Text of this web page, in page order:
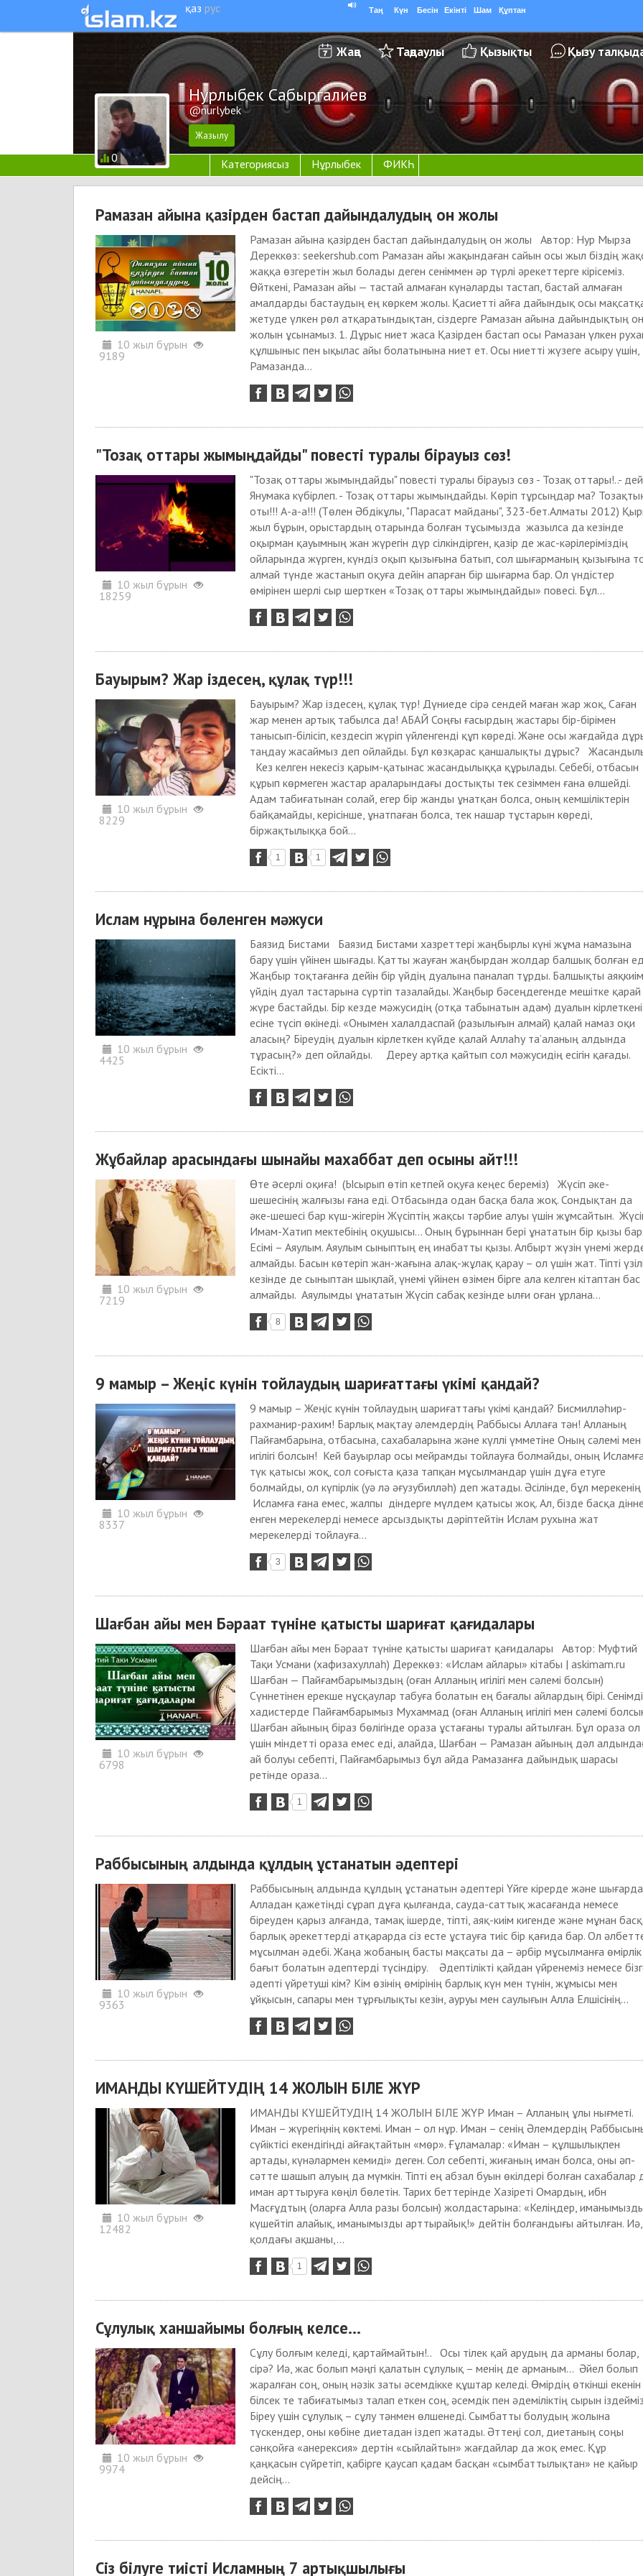
қаз рус Таң Күн Бесін Екінті Шам Құптан
Жаңа Таңдаулы Қызықты Қызу
0
Нурлыбек Сабыргалиев
@nurlybek
Категориясыз Нұрлыбек ФИКҺ
Рамазан айына қазірден бастап дайындалудың он жолы
10 жыл бұрын
9189
Рамазан айына қазірден бастап дайындалудың он жолы Автор: Нур Мырза
Дереккөз: seekershub.com Рамазан айы жақындаған сайын осы жыл біздің
жаққа өзгеретін жыл болады деген сеніммен әр түрлі әрекеттерге кірісеміз.
Өйткені, Рамазан айы — тастай алмаған күнәларды тастап, бастай алмаған
амалдарды бастаудың ең көркем жолы. Қасиетті айға дайындық осы
жетуде үлкен рөл атқаратындықтан, сіздерге Рамазан айына дайындықтың
жолын ұсынамыз. 1. Дұрыс ниет жаса Қазірден бастап осы Рамазан үлкен
құлшыныс пен ықылас айы болатынына ниет ет. Осы ниетті жүзеге асыру үшін,
Рамазанда...
"Тозақ оттары жымыңдайды" повесті туралы бірауыз сөз!
10 жыл бұрын
18259
"Тозақ оттары жымыңдайды" повесті туралы бірауыз сөз - Тозақ оттары!..-
Янумака күбірлеп. - Тозақ оттары жымыңдайды. Көріп тұрсыңдар ма?
оты!!! А-а-а!!! (Төлен Әбдікұлы, "Парасат майданы", 323-бет.Алматы 2012)
жыл бұрын, орыстардың отарында болған тұсымызда жазылса да кезінде
оқырман қауымның жан жүрегін дүр сілкіндірген, қазір де жас-кәрілеріміздің
ойларында жүрген, күндіз оқып қызығына батып, сол шығарманың қызығына
алмай түнде жастанып оқуға дейін апарған бір шығарма бар. Ол үндістер
өмірінен шерлі сыр шерткен «Тозақ оттары жымың­дайды» повесі. Бұл...
Бауырым? Жар іздесең, құлақ түр!!!
10 жыл бұрын
8229
Бауырым? Жар іздесең, құлақ түр! Дүниеде сірә сендей маған жар жоқ, Саған
жар менен артық табылса да! АБАЙ Соңғы ғасырдың жастары бір-бірімен
танысып-білісіп, кездесіп жүріп үйленгенді құп көреді. Және осы жағдайда
таңдау жасаймыз деп ойлайды. Бұл көзқарас қаншалықты дұрыс?
Кез келген некесіз қарым-қатынас жасандылыққа құрылады. Себебі, отбасын
құрып көрмеген жастар араларындағы достықты тек сезіммен ғана өлшейді.
Адам табиғатынан солай, егер бір жанды ұнатқан болса, оның кемшіліктерін
байқамайды, керісінше, ұнатпаған болса, тек нашар тұстарын көреді,
біржақтылыққа бой...
1 1
Ислам нұрына бөленген мәжуси
10 жыл бұрын
4425
Баязид Бистами Баязид Бистами хазреттері жаңбырлы күні жұма намазына
бару үшін үйінен шығады. Қатты жауған жаңбырдан жолдар балшық болған
Жаңбыр тоқтағанға дейін бір үйдің дуалына паналап тұрды. Балшықты
үйдің дуал тастарына сүртіп тазалайды. Жаңбыр бәсеңдегенде мешітке қарай
жүре бастайды. Бір кезде мәжусидің (отқа табынатын адам) дуалын кірлеткені
есіне түсіп өкінеді. «Онымен халалдаспай (разылығын алмай) қалай намаз оқи
аласың? Біреудің дуалын кірлеткен күйде қалай Аллаһу та’аланың алдында
тұрасың?» деп ойлайды. Дереу артқа қайтып сол мәжусидің есігін қағады.
Есікті...
Жұбайлар арасындағы шынайы махаббат деп осыны айт!!!
10 жыл бұрын
7219
Өте əсерлі оқиға! (Ысырып өтіп кетпей оқуға кеңес береміз) Жүсіп әке-
шешесінің жалғызы ғана еді. Отбасында одан басқа бала жоқ. Сондықтан да
әке-шешесі бар күш-жігерін Жүсіптің жақсы тәрбие алуы үшін жұмсайтын.
Имам-Хатип мектебінің оқушысы... Оның бұрыннан бері ұнататын бір қызы
Есімі – Аяулым. Аяулым сыныптың ең инабатты қызы. Албырт жүзін үнемі
алмайды. Басын көтеріп жан-жағына алақ-жұлақ қарау – ол үшін жат. Тіпті
кезінде де сыныптан шықпай, үнемі үйінен өзімен бірге ала келген кітаптан бас
алмайды. Аяулымды ұнататын Жүсіп сабақ кезінде ылғи оған ұрлана...
8
9 мамыр – Жеңіс күнін тойлаудың шариғаттағы үкімі қандай?
10 жыл бұрын
8337
9 мамыр – Жеңіс күнін тойлаудың шариғаттағы үкімі қандай? Бисмилләһир-
рахманир-рахим! Барлық мақтау әлемдердің Раббысы Аллаға тән! Алланың
Пайғамбарына, отбасына, саxабаларына және күллі үмметіне Оның сәлемі мен
игілігі болсын! Кей бауырлар осы мейрамды тойлауға болмайды, оның
түк қатысы жоқ, сол соғыста қаза тапқан мұсылмандар үшін дұға етуге
болмайды, ол күпірлік (уә лә әғузубилләһ) деп жатады. Әсілінде, бұл мерекенің
Исламға ғана емес, жалпы діндерге мүлдем қатысы жоқ. Ал, бізде басқа
енген мерекелерді немесе арсыздықты дәріптейтін Ислам руxына жат
мерекелерді тойлауға...
3
Шағбан айы мен Бәраат түніне қатысты шариғат қағидалары
10 жыл бұрын
6798
Шағбан айы мен Бәраат түніне қатысты шариғат қағидалары Автор: Муфтий
Тақи Усмани (хафизахуллаһ) Дереккөз: «Ислам айлары» кітабы | askimam.ru
Шағбан — Пайғамбарымыздың (оған Алланың игілігі мен сәлемі болсын)
Сүннетінен ерекше нұсқаулар табуға болатын ең бағалы айлардың бірі. Сенімді
хадистерде Пайғамбарымыз Мухаммад (оған Алланың игілігі мен сәлемі
Шағбан айының біраз бөлігінде ораза ұстағаны туралы айтылған. Бұл ораза ол
үшін міндетті ораза емес еді, алайда, Шағбан — Рамазан айының дәл
ай болуы себепті, Пайғамбарымыз бұл айда Рамазанға дайындық шарасы
ретінде ораза...
1
Раббысының алдында құлдың ұстанатын әдептері
10 жыл бұрын
9363
Раббысының алдында құлдың ұстанатын әдептері Үйге кірерде және
Алладан қажетіңді сұрап дұға қылғанда, сауда-саттық жасағанда немесе
біреуден қарыз алғанда, тамақ ішерде, тіпті, аяқ-киім кигенде және мұнан
барлық әрекеттерді атқарарда сіз есте ұстауға тиіс бір қағида бар. Ол
мұсылман әдебі. Жаңа жобаның басты мақсаты да – әрбір мұсылманға өмірлік
бағыт болатын әдептерді түсіндіру. Әдептілікті қайдан үйренеміз немесе
әдепті үйретуші кім? Кім өзінің өмірінің барлық күн мен түнін, жұмысы мен
ұйқысын, сапары мен тұрғылықты кезін, ауруы мен саулығын Алла Елшісінің...
ИМАНДЫ КҮШЕЙТУДІҢ 14 ЖОЛЫН БІЛЕ ЖҮР
10 жыл бұрын
12482
ИМАНДЫ КҮШЕЙТУДІҢ 14 ЖОЛЫН БІЛЕ ЖҮР Иман – Алланың ұлы нығметі.
Иман – жүрегіңнің көктемі. Иман – ол нұр. Иман – сенің Әлемдердің
сүйіктісі екендігіңді айғақтайтын «мөр». Ғұламалар: «Иман – құлшылықпен
артады, күнәлармен кемиді» деген. Сол себепті, жиғаның иман болса, оны әп-
сәтте шашып алуың да мүмкін. Тіпті ең абзал буын өкілдері болған сахабалар
иман арттыруға көңіл бөлетін. Тарих беттерінде Хазіреті Омардың, ибн
Масғұдтың (оларға Алла разы болсын) жолдастарына: «Келіңдер,
күшейтіп алайық, иманымызды арттырайық!» дейтін болғандығы айтылған. Иә,
қолдағы ақшаны,...
1
Сұлулық ханшайымы болғың келсе...
10 жыл бұрын
9974
Сұлу болғым келеді, қартаймайтын!.. Осы тілек қай арудың да арманы болар,
сірә? Иә, жас болып мәңгі қалатын сұлулық – менің де арманым... Әйел болып
жаралған соң, оның нәзік заты әсемдікке құштар келеді. Өмірдің өткінші екенін
білсек те табиғатымыз талап еткен соң, әсемдік пен әдеміліктің сырын
Біреу үшін сұлулық – сұлу тәнмен өлшенеді. Сымбатты болудың жолына
түскендер, оны көбіне диетадан іздеп жатады. Әттеңі сол, диетаның соңы
сәнқойға «анерексия» дертін «сыйлайтын» жағдайлар да жоқ емес. Құр
қаңқасын сүйретіп, қабірге қаусап қадам басқан «сымбаттылықтан» не қайыр
дейсің...
Сіз білуге тиісті Исламның 7 артықшылығы